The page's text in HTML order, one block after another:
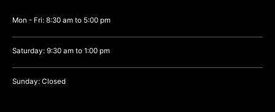
Mon - Fri: 8:30 am to 5:00 pm
Saturday: 9:30 am to 1:00 pm
Sunday: Closed